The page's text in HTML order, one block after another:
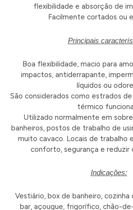
flexibilidade e absorção de
Facilmente cortados ou
Principais
Boa flexibilidade, macio para
impactos, antiderrapante,
líquidos ou
São considerados como estrados
térmico
Utilizado normalmente em
banheiros, postos de trabalho de
muito cavaco. Locais de trabalho
conforto, segurança e reduzir
Indicações:
Vestiário, box de banheiro,
bar, açougue, frigorífico, chão-